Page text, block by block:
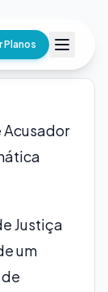
Planos
Acusador
Justiça
um